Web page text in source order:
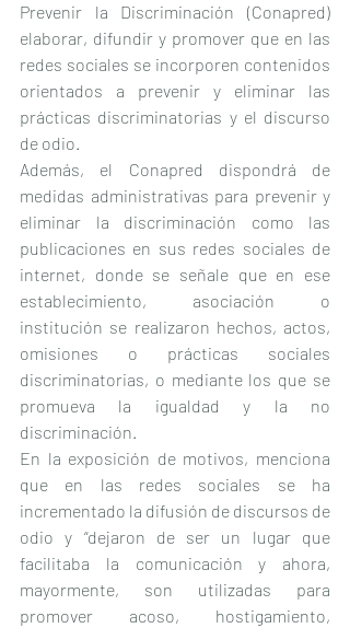
Prevenir la Discriminación (Conapred)
elaborar, difundir y promover que en las
redes sociales se incorporen contenidos
orientados a prevenir y eliminar las
prácticas discriminatorias y el discurso
de odio.
Además, el Conapred dispondrá de
medidas administrativas para prevenir y
eliminar la discriminación como las
publicaciones en sus redes sociales de
internet, donde se señale que en ese
establecimiento, asociación o
institución se realizaron hechos, actos,
omisiones o prácticas sociales
discriminatorias, o mediante los que se
promueva la igualdad y la no
discriminación.
En la exposición de motivos, menciona
que en las redes sociales se ha
incrementado la difusión de discursos de
odio y “dejaron de ser un lugar que
facilitaba la comunicación y ahora,
mayormente, son utilizadas para
promover acoso, hostigamiento,